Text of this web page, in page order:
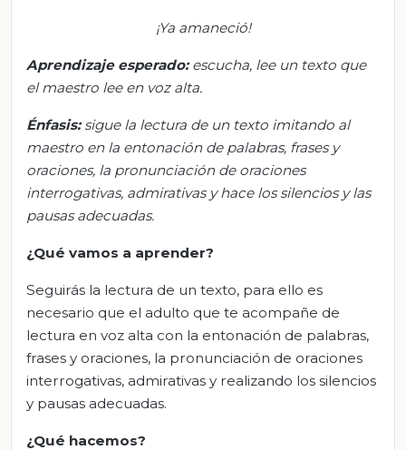
¡Ya amaneció!
Aprendizaje esperado:escucha, lee un texto que
el maestro lee en voz alta.
Énfasis:sigue la lectura de un texto imitando al
maestro en la entonación de palabras, frases y
oraciones, la pronunciación de oraciones
interrogativas, admirativas y hace los silencios y las
pausas adecuadas.
¿Qué vamos a aprender?
Seguirás la lectura de un texto, para ello es
necesario que el adulto que te acompañe de
lectura en voz alta con la entonación de palabras,
frases y oraciones, la pronunciación de oraciones
interrogativas, admirativas y realizando los silencios
y pausas adecuadas.
¿Qué hacemos?